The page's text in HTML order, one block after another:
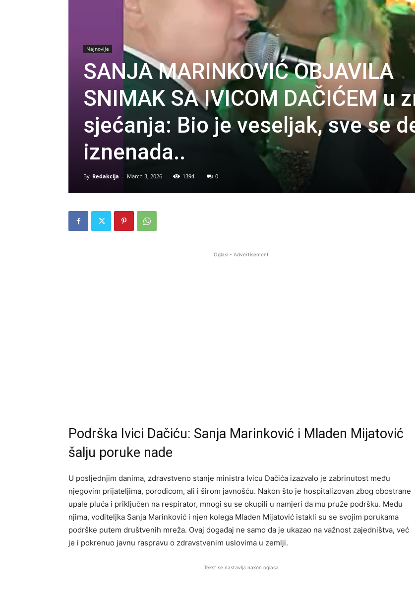
Najnovije
SANJA MARINKOVIĆ OBJAVILA
SNIMAK SA IVICOM DAČIĆEM u
sjećanja: Bio je veseljak, sve se
iznenada..
By Redakcija - March 3, 2026 1394 0
Oglasi - Advertisement
Podrška Ivici Dačiću: Sanja Marinković i Mladen Mijatović
šalju poruke nade
U posljednjim danima, zdravstveno stanje ministra Ivicu Dačića izazvalo je zabrinutost među
njegovim prijateljima, porodicom, ali i širom javnošću. Nakon što je hospitalizovan zbog obostrane
upale pluća i priključen na respirator, mnogi su se okupili u namjeri da mu pruže podršku. Među
njima, voditeljka Sanja Marinković i njen kolega Mladen Mijatović istakli su se svojim porukama
podrške putem društvenih mreža. Ovaj događaj ne samo da je ukazao na važnost zajedništva, već
je i pokrenuo javnu raspravu o zdravstvenim uslovima u zemlji.
Tekst se nastavlja nakon oglasa